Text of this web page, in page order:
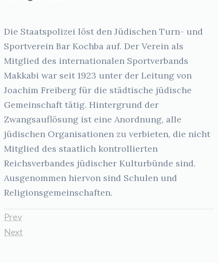
Die Staatspolizei löst den Jüdischen Turn- und
Sportverein Bar Kochba auf. Der Verein als
Mitglied des internationalen Sportverbands
Makkabi war seit 1923 unter der Leitung von
Joachim Freiberg für die städtische jüdische
Gemeinschaft tätig. Hintergrund der
Zwangsauflösung ist eine Anordnung, alle
jüdischen Organisationen zu verbieten, die nicht
Mitglied des staatlich kontrollierten
Reichsverbandes jüdischer Kulturbünde sind.
Ausgenommen hiervon sind Schulen und
Religionsgemeinschaften.
Prev
Next